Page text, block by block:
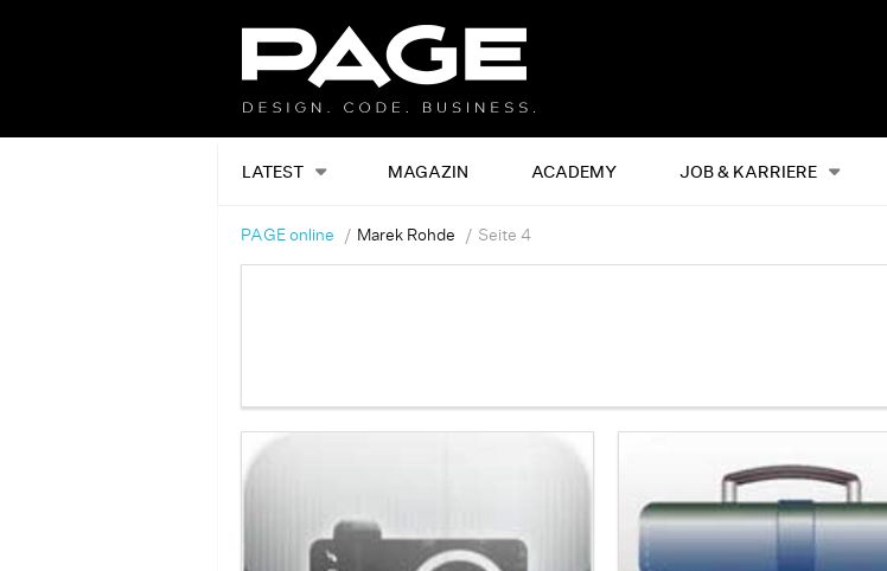
LATEST MAGAZIN ACADEMY JOB & KARRIERE
PAGE online Marek Rohde Seite 4